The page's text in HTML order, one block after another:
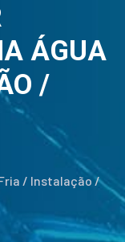
ÁGUA
/
/ Instalação /